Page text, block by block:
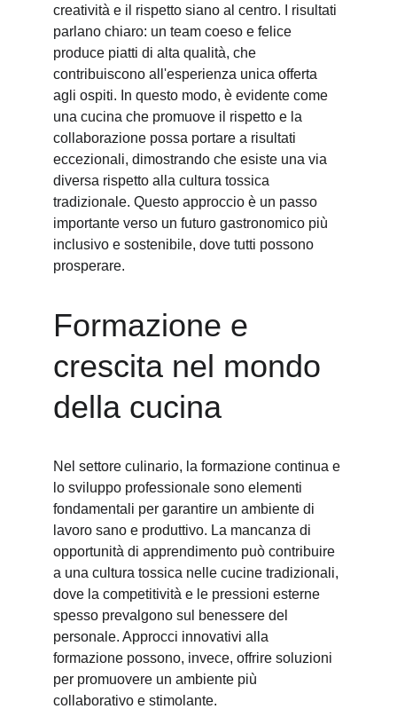
creatività e il rispetto siano al centro. I risultati
parlano chiaro: un team coeso e felice
produce piatti di alta qualità, che
contribuiscono all'esperienza unica offerta
agli ospiti. In questo modo, è evidente come
una cucina che promuove il rispetto e la
collaborazione possa portare a risultati
eccezionali, dimostrando che esiste una via
diversa rispetto alla cultura tossica
tradizionale. Questo approccio è un passo
importante verso un futuro gastronomico più
inclusivo e sostenibile, dove tutti possono
prosperare.
Formazione e
crescita nel mondo
della cucina
Nel settore culinario, la formazione continua e
lo sviluppo professionale sono elementi
fondamentali per garantire un ambiente di
lavoro sano e produttivo. La mancanza di
opportunità di apprendimento può contribuire
a una cultura tossica nelle cucine tradizionali,
dove la competitività e le pressioni esterne
spesso prevalgono sul benessere del
personale. Approcci innovativi alla
formazione possono, invece, offrire soluzioni
per promuovere un ambiente più
collaborativo e stimolante.